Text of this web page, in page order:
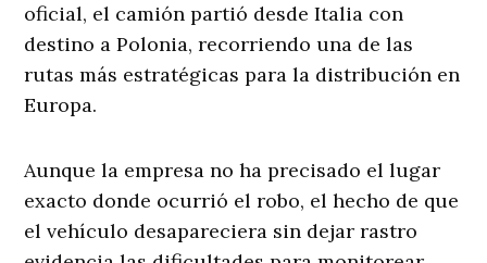
oficial, el camión partió desde Italia con
destino a Polonia, recorriendo una de las
rutas más estratégicas para la distribución en
Europa.
Aunque la empresa no ha precisado el lugar
exacto donde ocurrió el robo, el hecho de que
el vehículo desapareciera sin dejar rastro